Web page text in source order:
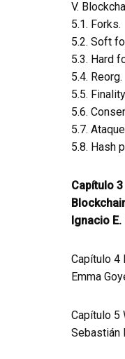
V.
5.1. Forks.
5.2. Soft
5.3. Hard
5.4. Reorg.
5.5. Finality
5.6.
5.7.
5.8. Hash
Capítulo 3
Ignacio
Capítulo 4
Emma
Capítulo 5
Sebastián